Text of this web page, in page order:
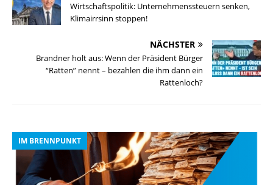
Wirtschaftspolitik: Unternehmenssteuern senken,
Klimairrsinn stoppen!
NÄCHSTER
Brandner holt aus: Wenn der Präsident Bürger
“Ratten” nennt – bezahlen die ihm dann ein
Rattenloch?
IM BRENNPUNKT